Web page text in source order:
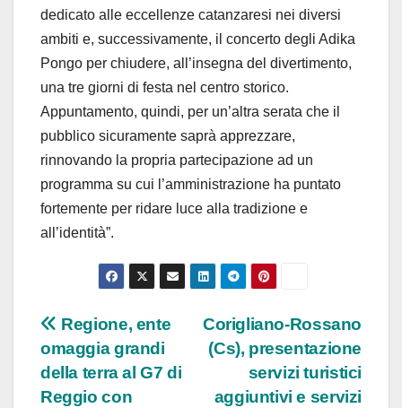
dedicato alle eccellenze catanzaresi nei diversi
ambiti e, successivamente, il concerto degli Adika
Pongo per chiudere, all’insegna del divertimento,
una tre giorni di festa nel centro storico.
Appuntamento, quindi, per un’altra serata che il
pubblico sicuramente saprà apprezzare,
rinnovando la propria partecipazione ad un
programma su cui l’amministrazione ha puntato
fortemente per ridare luce alla tradizione e
all’identità”.
Navigazione
articoli
Corigliano-Rossano
(Cs), presentazione
servizi turistici
aggiuntivi e servizi
Regione, ente
omaggia grandi
della terra al G7 di
Reggio con